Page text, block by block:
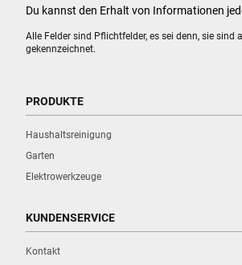
Alle Felder sind Pflichtfelder, es sei denn, sie sind
gekennzeichnet.
Du kannst den Erhalt von Informationen
PRODUKTE
Haushaltsreinigung
Garten
Elektrowerkzeuge
KUNDENSERVICE
Kontakt